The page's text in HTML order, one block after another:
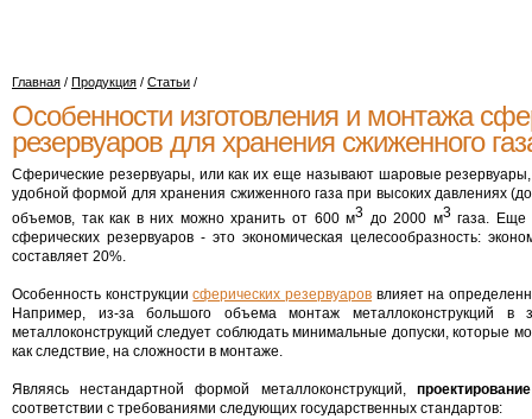
Главная / Продукция / Статьи /
Особенности изготовления и монтажа
резервуаров для хранения сжиженного
Сферические резервуары, или как их еще называют шаровые
удобной формой для хранения сжиженного газа при высоких давлениях
объемов, так как в них можно хранить от 600 м3 до 2000 м3газа. Еще
сферических резервуаров - это экономическая целесообразность:
составляет 20%.
Особенность конструкциисферических резервуаров влияет на
Например, из-за большого объема монтаж металлоконструкций в
металлоконструкций следует соблюдать минимальные допуски, которые
как следствие, на сложности в монтаже.
Являясь нестандартной формой металлоконструкций,
соответствии с требованиями следующих государственных стандартов: